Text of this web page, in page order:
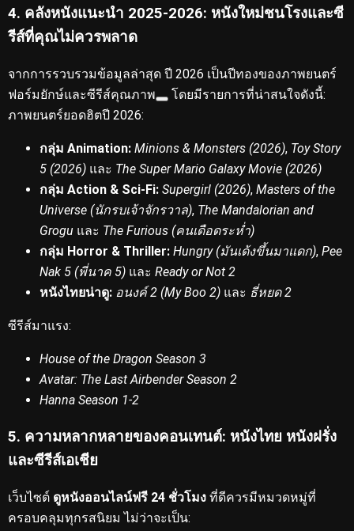
4. คลังหนังแนะนำ 2025-2026: หนังใหม่ชนโรงและซี
รีส์ที่คุณไม่ควรพลาด
จากการรวบรวมข้อมูลล่าสุด ปี 2026 เป็นปีทองของภาพยนตร์
ฟอร์มยักษ์และซีรีส์คุณภาพ
โดยมีรายการที่น่าสนใจดังนี้:
ภาพยนตร์ยอดฮิตปี 2026:
กลุ่ม Animation: Minions & Monsters (2026), Toy Story
5 (2026) และ The Super Mario Galaxy Movie (2026)
กลุ่ม Action & Sci-Fi: Supergirl (2026), Masters of the
Universe (นักรบเจ้าจักรวาล), The Mandalorian and
Grogu และ The Furious (คนเดือดระห่ำ)
กลุ่ม Horror & Thriller: Hungry (มันเด้งขึ้นมาแดก), Pee
Nak 5 (พี่นาค 5) และ Ready or Not 2
หนังไทยน่าดู: อนงค์ 2 (My Boo 2) และ ธี่หยด 2
ซีรีส์มาแรง:
House of the Dragon Season 3
Avatar: The Last Airbender Season 2
Hanna Season 1-2
5. ความหลากหลายของคอนเทนต์: หนังไทย หนังฝรั่ง
และซีรีส์เอเชีย
เว็บไซต์ ดูหนังออนไลน์ฟรี 24 ชั่วโมง ที่ดีควรมีหมวดหมู่ที่
ครอบคลุมทุกรสนิยม ไม่ว่าจะเป็น: